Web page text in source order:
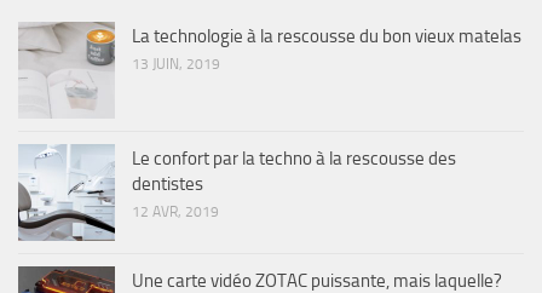
La technologie à la rescousse du bon vieux matelas
13 JUIN, 2019
Le confort par la techno à la rescousse des
dentistes
12 AVR, 2019
Une carte vidéo ZOTAC puissante, mais laquelle?